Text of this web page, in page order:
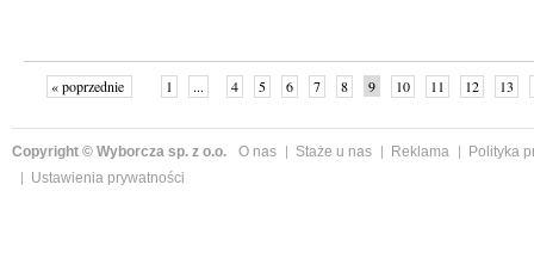
« poprzednie 1 ... 4 5 6 7 8 9 10 11 12 13
Copyright © Wyborcza sp. z o.o. O nas Staże u nas Reklama
Polityka
Ustawienia prywatności